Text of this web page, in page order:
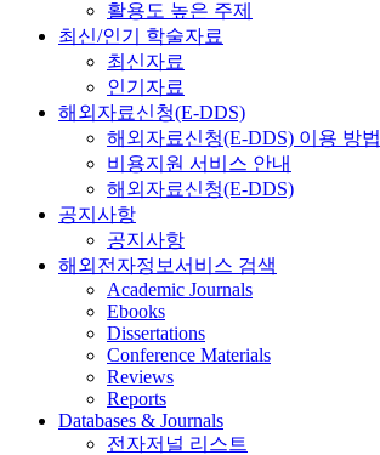
활용도 높은 주제
최신/인기 학술자료
최신자료
인기자료
해외자료신청(E-DDS)
해외자료신청(E-DDS) 이용 방법
비용지원 서비스 안내
해외자료신청(E-DDS)
공지사항
공지사항
해외전자정보서비스 검색
Academic Journals
Ebooks
Dissertations
Conference Materials
Reviews
Reports
Databases & Journals
전자저널 리스트